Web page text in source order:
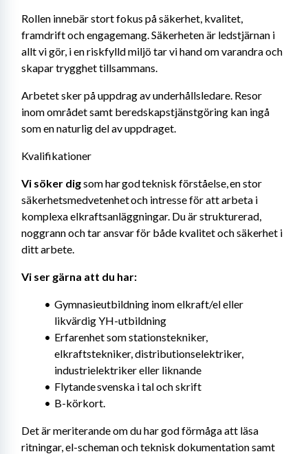
Rollen innebär stort fokus på säkerhet, kvalitet,
framdrift och engagemang. Säkerheten är ledstjärnan i
allt vi gör, i en riskfylld miljö tar vi hand om varandra och
skapar trygghet tillsammans.
Arbetet sker på uppdrag av underhållsledare. Resor
inom området samt beredskapstjänstgöring kan ingå
som en naturlig del av uppdraget.
Kvalifikationer
Vi söker dig som har god teknisk förståelse, en stor
säkerhetsmedvetenhet och intresse för att arbeta i
komplexa elkraftsanläggningar. Du är strukturerad,
noggrann och tar ansvar för både kvalitet och säkerhet i
ditt arbete.
Vi ser gärna att du har:
Gymnasieutbildning inom elkraft/el eller
likvärdig YH-utbildning
Erfarenhet som stationstekniker,
elkraftstekniker, distributionselektriker,
industrielektriker eller liknande
Flytande svenska i tal och skrift
B-körkort.
Det är meriterande om du har god förmåga att läsa
ritningar, el-scheman och teknisk dokumentation samt